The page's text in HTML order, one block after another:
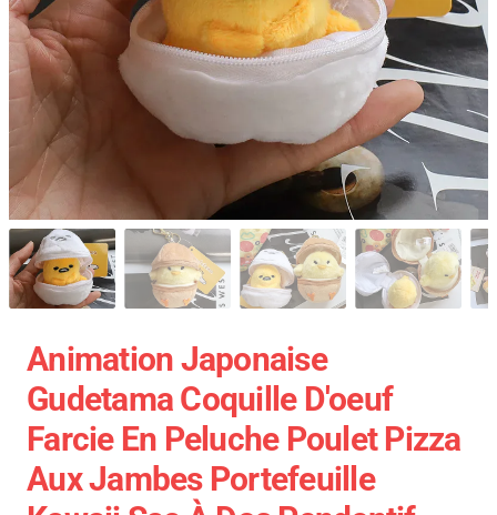
Animation Japonaise
Gudetama Coquille D'oeuf
Farcie En Peluche Poulet Pizza
Aux Jambes Portefeuille